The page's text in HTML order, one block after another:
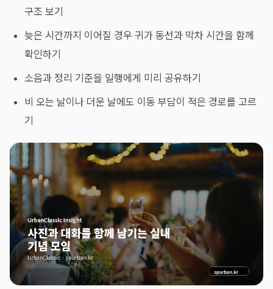
구조 보기
늦은 시간까지 이어질 경우 귀가 동선과 막차 시간을 함께
확인하기
소음과 정리 기준을 일행에게 미리 공유하기
비 오는 날이나 더운 날에도 이동 부담이 적은 경로를 고르
기